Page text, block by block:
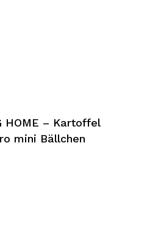
HOME – Kartoffel
mini Bällchen